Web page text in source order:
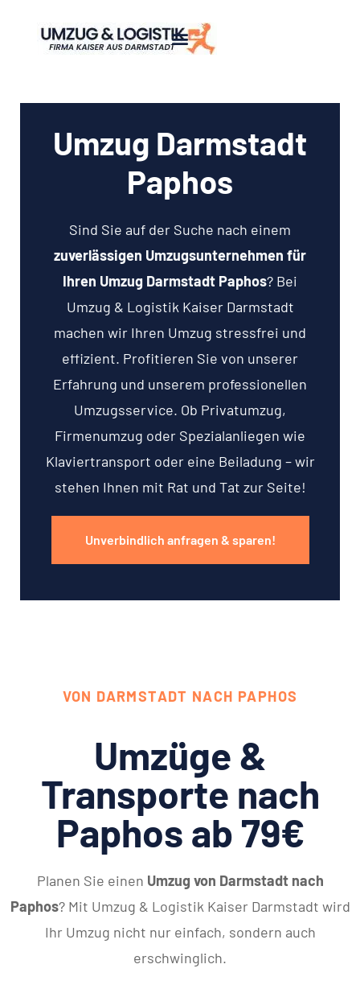
Umzug Darmstadt
Paphos
Sind Sie auf der Suche nach einem
zuverlässigen Umzugsunternehmen für
Ihren Umzug Darmstadt Paphos? Bei
Umzug & Logistik Kaiser Darmstadt
machen wir Ihren Umzug stressfrei und
effizient. Profitieren Sie von unserer
Erfahrung und unserem professionellen
Umzugsservice. Ob Privatumzug,
Firmenumzug oder Spezialanliegen wie
Klaviertransport oder eine Beiladung – wir
stehen Ihnen mit Rat und Tat zur Seite!
Unverbindlich anfragen & sparen!
VON DARMSTADT NACH PAPHOS
Umzüge &
Transporte nach
Paphos ab 79€
Planen Sie einen Umzug von Darmstadt nach
Paphos? Mit Umzug & Logistik Kaiser Darmstadt wird
Ihr Umzug nicht nur einfach, sondern auch
erschwinglich.